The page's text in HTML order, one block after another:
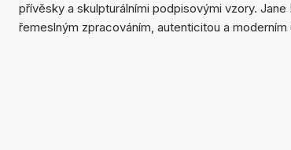
přívěsky a skulpturálními podpisovými vzory. Jane
řemeslným zpracováním, autenticitou a